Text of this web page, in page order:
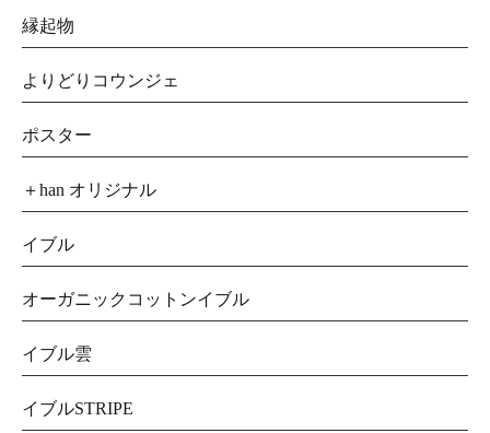
縁起物
よりどりコウンジェ
ポスター
＋han オリジナル
イブル
オーガニックコットンイブル
イブル雲
イブルSTRIPE